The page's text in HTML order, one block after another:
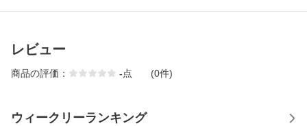
レビュー
商品の評価： -点 (0件)
ウィークリーランキング